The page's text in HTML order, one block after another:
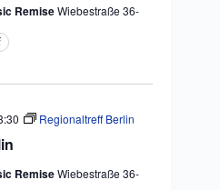
RemiseWiebestraße 36-
Regionaltreff Berlin
RemiseWiebestraße 36-